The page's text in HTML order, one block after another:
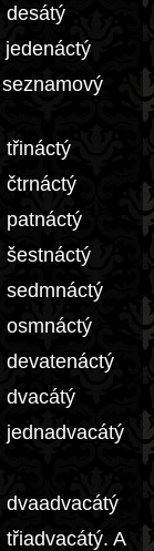
desátý
jedenáctý
třináctý
čtrnáctý
patnáctý
šestnáctý
sedmnáctý
osmnáctý
devatenáctý
dvacátý
jednadvacátý
dvaadvacátý
A